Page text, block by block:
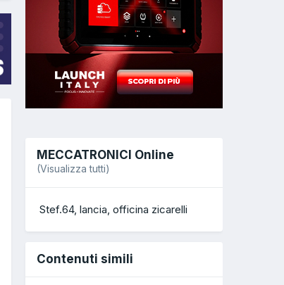
MECCATRONICI Online
(Visualizza tutti)
Stef.64 lancia officina zicarelli
Contenuti simili